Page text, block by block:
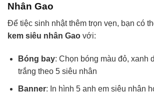
Nhân Gao
Để tiệc sinh nhật thêm trọn vẹn, bạn có
kem siêu nhân Gao với:
Bóng bay: Chọn bóng màu đỏ, xanh
trắng theo 5 siêu nhân
Banner: In hình 5 anh em siêu nhân